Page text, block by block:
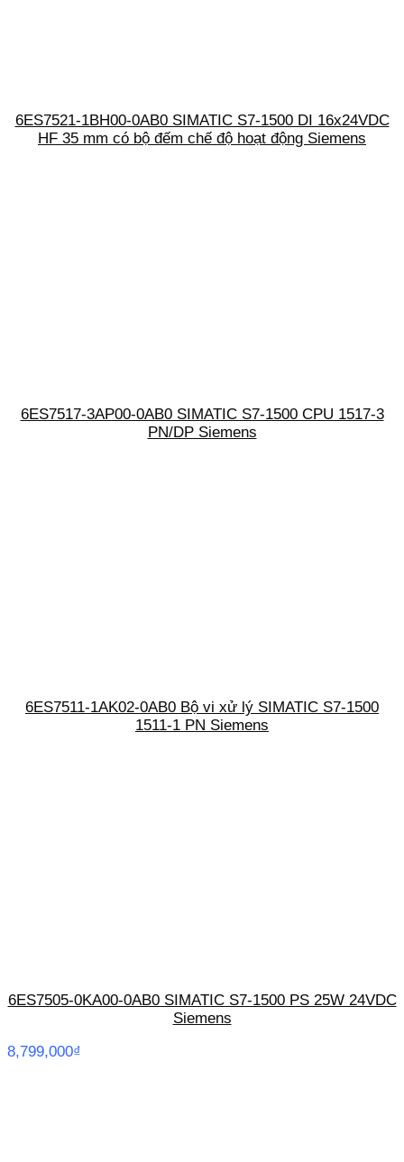
6ES7521-1BH00-0AB0 SIMATIC S7-1500 DI 16x24VDC
HF 35 mm có bộ đếm chế độ hoạt động Siemens
6ES7517-3AP00-0AB0 SIMATIC S7-1500 CPU 1517-3
PN/DP Siemens
6ES7511-1AK02-0AB0 Bộ vi xử lý SIMATIC S7-1500
1511-1 PN Siemens
6ES7505-0KA00-0AB0 SIMATIC S7-1500 PS 25W 24VDC
Siemens
8,799,000₫